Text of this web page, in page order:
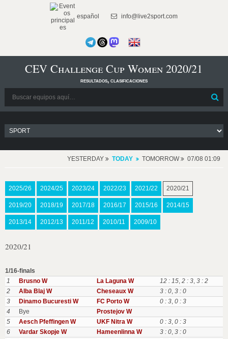
español info@live2sport.com
CEV Challenge Cup Women 2020/21
resultados, clasificaciones
YESTERDAY TODAY TOMORROW 07/08 01:09
2025/26 2024/25 2023/24 2022/23 2021/22 2020/21
2019/20 2018/19 2017/18 2016/17 2015/16 2014/15
2013/14 2012/13 2011/12 2010/11 2009/10
2020/21
1/16-finals
1
Brusno W La Laguna W 12 : 15, 2 : 3, 3 : 2
2
Alba Blaj W Cheseaux W 3 : 0, 3 : 0
3
Dinamo Bucuresti W FC Porto W 0 : 3, 0 : 3
4
Bye
Prostejov W
5
Aesch Pfeffingen W UKF Nitra W 0 : 3, 0 : 3
6
Vardar Skopje W Hameenlinna W 3 : 0, 3 : 0